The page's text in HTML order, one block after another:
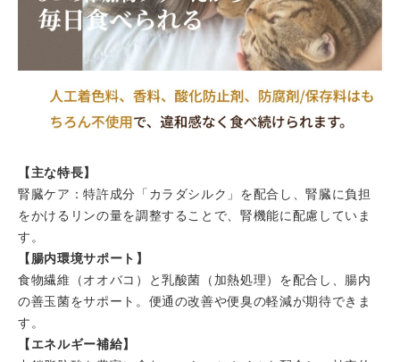
【主な特長】
腎臓ケア：特許成分「カラダシルク」を配合し、腎臓に負担
をかけるリンの量を調整することで、腎機能に配慮していま
す。
【腸内環境サポート】
食物繊維（オオバコ）と乳酸菌（加熱処理）を配合し、腸内
の善玉菌をサポート。便通の改善や便臭の軽減が期待できま
す。
【エネルギー補給】